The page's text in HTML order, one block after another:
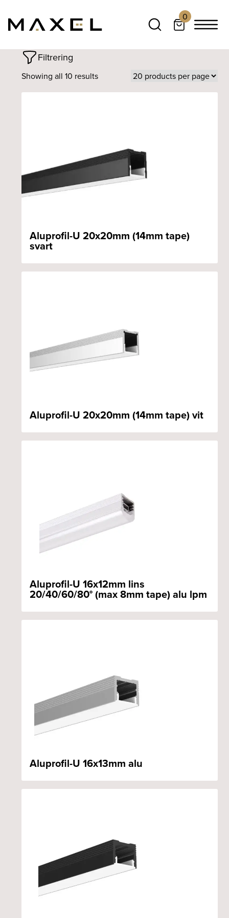
0
Filtrering
Showing all 10 results
Aluprofil-U 20x20mm (14mm tape)
svart
Aluprofil-U 20x20mm (14mm tape) vit
Aluprofil-U 16x12mm lins
20/40/60/80° (max 8mm tape) alu lpm
Aluprofil-U 16x13mm alu